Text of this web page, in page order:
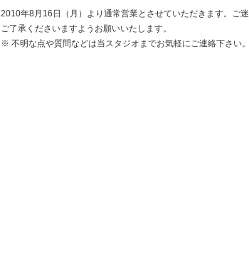
2010年8月16日（月）より通常営業とさせていただきます。ご
ご了承くださいますようお願いいたします。
※ 不明な点や質問などは当スタジオまでお気軽にご連絡下さい。